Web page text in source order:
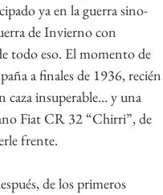
ya en la guerra sino-
de Invierno con
todo eso. El momento de
a finales de 1936, recién
caza insuperable… y una
Fiat CR 32 “Chirri”, de
frente.
de los primeros